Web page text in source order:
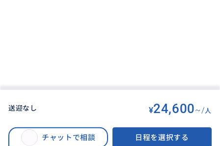
送迎なし ¥24,600~/ 人
チャットで相談 日程を選択する
クアロアランチ定番！UTVラプター(バギー)ツアー2時間 クアロア牧場【選べ
る送迎】